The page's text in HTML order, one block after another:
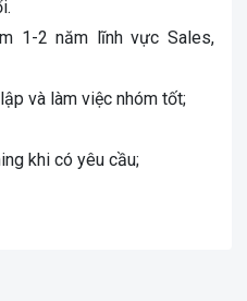
1-2 năm lĩnh vực Sales,
và làm việc nhóm tốt;
khi có yêu cầu;